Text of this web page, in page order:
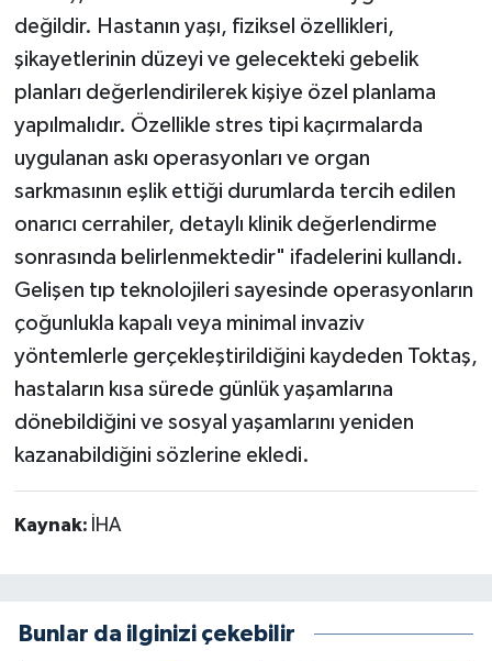
değildir. Hastanın yaşı, fiziksel özellikleri,
şikayetlerinin düzeyi ve gelecekteki gebelik
planları değerlendirilerek kişiye özel planlama
yapılmalıdır. Özellikle stres tipi kaçırmalarda
uygulanan askı operasyonları ve organ
sarkmasının eşlik ettiği durumlarda tercih edilen
onarıcı cerrahiler, detaylı klinik değerlendirme
sonrasında belirlenmektedir" ifadelerini kullandı.
Gelişen tıp teknolojileri sayesinde operasyonların
çoğunlukla kapalı veya minimal invaziv
yöntemlerle gerçekleştirildiğini kaydeden Toktaş,
hastaların kısa sürede günlük yaşamlarına
dönebildiğini ve sosyal yaşamlarını yeniden
kazanabildiğini sözlerine ekledi.
Kaynak: İHA
Bunlar da ilginizi çekebilir